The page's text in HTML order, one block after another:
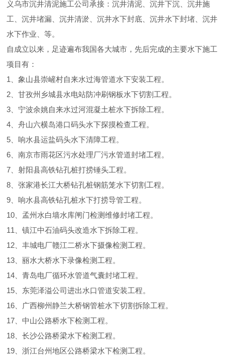
义乌市沉井清泥施工公司承接：沉井清泥、沉井下沉、沉井施
工、沉井堵漏、沉井清淤、沉井水下封底、沉井水下封堵、沉井
水下作业、等。
自成立以来，足迹遍布我国各大城市，先后完成的主要水下施工
项目有：
1、象山县崇嵼村自来水过海管道水下安装工程。
2、甘孜州乡城县水电站防冲刷钢板水下切割工程。
3、宁波余姚自来水过河混凝土桩水下拆除工程。
4、舟山六横岛港口码头水下探摸检查工程。
5、响水县运盐码头水下清障工程。
6、南京市雨花区污水处理厂污水管道封堵工程。
7、射阳县高铁钻孔桩打捞锤头工程。
8、张家港长江大桥钻孔桩钢筋笼水下切割工程。
9、响水县高铁钻孔桩水下打捞导管工程。
10、孟州水白墙水库闸门检测维修封堵工程。
11、镇江中石油码头改造水下拆除工程。
12、丰城电厂赣江二桥水下摄像检测工程。
13、丽水大桥水下录像检测工程。
14、青岛电厂循环水管道气囊封堵工程。
15、东莞泽溢公司进出水口管道安装工程。
16、广西柳州静兰大桥钢管桩水下切割拆除工程。
17、中山公路桥水下检测工程。
18、长沙公路桥梁水下检测工程。
19、浙江台州地区公路桥梁水下检测工程。